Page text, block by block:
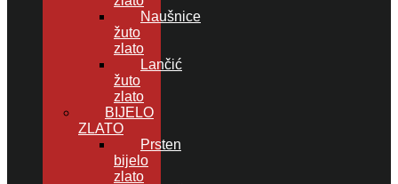
Naušnice
žuto
zlato
Lančić
žuto
zlato
BIJELO
ZLATO
Prsten
bijelo
zlato